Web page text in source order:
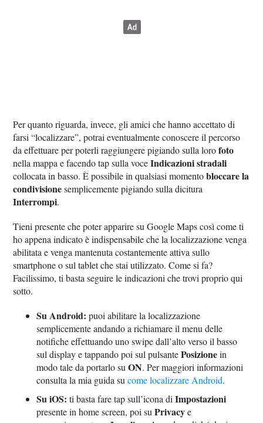
Per quanto riguarda, invece, gli amici che hanno accettato di
farsi “localizzare”, potrai eventualmente conoscere il percorso
da effettuare per poterli raggiungere pigiando sulla lorofoto
nella mappa e facendo tap sulla voceIndicazioni stradali
collocata in basso. È possibile in qualsiasi momentobloccare la
condivisionesemplicemente pigiando sulla dicitura
Interrompi.
Tieni presente che poter apparire su Google Maps così come ti
ho appena indicato è indispensabile che la localizzazione venga
abilitata e venga mantenuta costantemente attiva sullo
smartphone o sul tablet che stai utilizzato. Come si fa?
Facilissimo, ti basta seguire le indicazioni che trovi proprio qui
sotto.
Su Android: puoi abilitare la localizzazione
semplicemente andando a richiamare il menu delle
notifiche effettuando uno swipe dall’alto verso il basso
sul display e tappando poi sul pulsantePosizionein
modo tale da portarlo suON. Per maggiori informazioni
consulta la mia guida sucome localizzare Android.
Su iOS: ti basta fare tap sull’icona diImpostazioni
presente in home screen, poi suPrivacye